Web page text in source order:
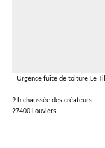
Urgence fuite de toiture Le
9 h chaussée des créateurs
27400 Louviers